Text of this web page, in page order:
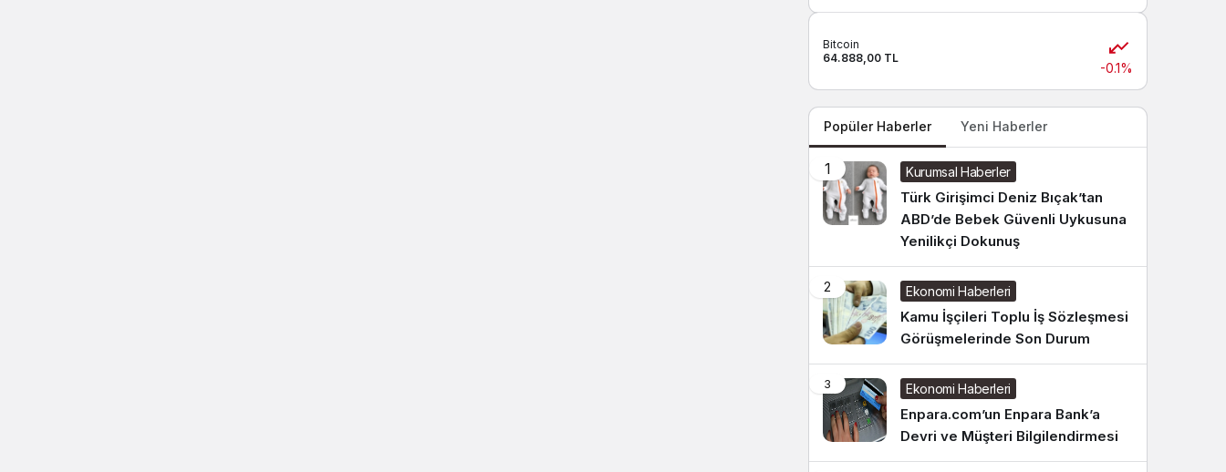
Bitcoin
64.888,00 TL
-0.1%
Popüler Haberler Yeni Haberler
1 Kurumsal Haberler
Türk Girişimci Deniz Bıçak’tan
ABD’de Bebek Güvenli Uykusuna
Yenilikçi Dokunuş
2 Ekonomi Haberleri
Kamu İşçileri Toplu İş Sözleşmesi
Görüşmelerinde Son Durum
3 Ekonomi Haberleri
Enpara.com’un Enpara Bank’a
Devri ve Müşteri Bilgilendirmesi